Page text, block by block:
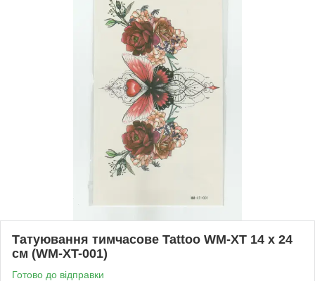
Татуювання тимчасове Tattoo WM-XT 14 х 24
см (WM-XT-001)
Готово до відправки